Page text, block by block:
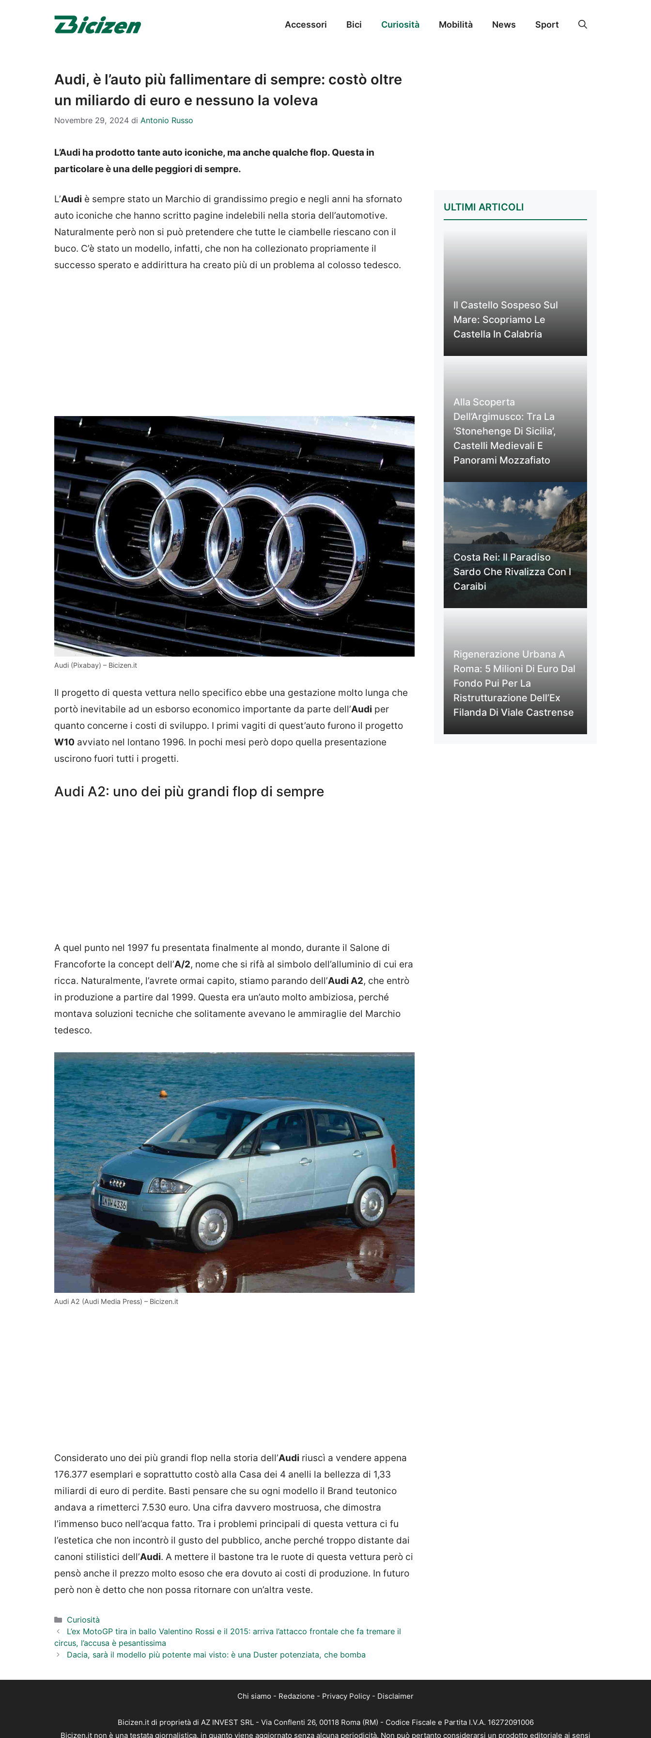
Accessori Bici Curiosità Mobilità News Sport
Audi, è l’auto più fallimentare di sempre: costò oltre
un miliardo di euro e nessuno la voleva
Novembre 29, 2024 di Antonio Russo
L’Audi ha prodotto tante auto iconiche, ma anche qualche flop. Questa in
particolare è una delle peggiori di sempre.
L’Audi è sempre stato un Marchio di grandissimo pregio e negli anni ha sfornato
auto iconiche che hanno scritto pagine indelebili nella storia dell’automotive.
Naturalmente però non si può pretendere che tutte le ciambelle riescano con il
buco. C’è stato un modello, infatti, che non ha collezionato propriamente il
successo sperato e addirittura ha creato più di un problema al colosso tedesco.
Audi (Pixabay) – Bicizen.it
Il progetto di questa vettura nello specifico ebbe una gestazione molto lunga che
portò inevitabile ad un esborso economico importante da parte dell’Audi per
quanto concerne i costi di sviluppo. I primi vagiti di quest’auto furono il progetto
W10 avviato nel lontano 1996. In pochi mesi però dopo quella presentazione
uscirono fuori tutti i progetti.
Audi A2: uno dei più grandi flop di sempre
A quel punto nel 1997 fu presentata finalmente al mondo, durante il Salone di
Francoforte la concept dell’A/2, nome che si rifà al simbolo dell’alluminio di cui era
ricca. Naturalmente, l’avrete ormai capito, stiamo parando dell’Audi A2, che entrò
in produzione a partire dal 1999. Questa era un’auto molto ambiziosa, perché
montava soluzioni tecniche che solitamente avevano le ammiraglie del Marchio
tedesco.
Audi A2 (Audi Media Press) – Bicizen.it
Considerato uno dei più grandi flop nella storia dell’Audi riuscì a vendere appena
176.377 esemplari e soprattutto costò alla Casa dei 4 anelli la bellezza di 1,33
miliardi di euro di perdite. Basti pensare che su ogni modello il Brand teutonico
andava a rimetterci 7.530 euro. Una cifra davvero mostruosa, che dimostra
l’immenso buco nell’acqua fatto. Tra i problemi principali di questa vettura ci fu
l’estetica che non incontrò il gusto del pubblico, anche perché troppo distante dai
canoni stilistici dell’Audi. A mettere il bastone tra le ruote di questa vettura però ci
pensò anche il prezzo molto esoso che era dovuto ai costi di produzione. In futuro
però non è detto che non possa ritornare con un’altra veste.
Categorie
Curiosità
L’ex MotoGP tira in ballo Valentino Rossi e il 2015: arriva l’attacco frontale che fa tremare il
circus, l’accusa è pesantissima
Dacia, sarà il modello più potente mai visto: è una Duster potenziata, che bomba
ULTIMI ARTICOLI
Il Castello Sospeso Sul
Mare: Scopriamo Le
Castella In Calabria
Alla Scoperta
Dell’Argimusco: Tra La
‘Stonehenge Di Sicilia’,
Castelli Medievali E
Panorami Mozzafiato
Costa Rei: Il Paradiso
Sardo Che Rivalizza Con I
Caraibi
Rigenerazione Urbana A
Roma: 5 Milioni Di Euro Dal
Fondo Pui Per La
Ristrutturazione Dell’Ex
Filanda Di Viale Castrense
Chi siamo - Redazione - Privacy Policy - Disclaimer
Bicizen.it di proprietà di AZ INVEST SRL - Via Conflenti 26, 00118 Roma (RM) - Codice Fiscale e Partita I.V.A. 16272091006
Bicizen.it non è una testata giornalistica, in quanto viene aggiornato senza alcuna periodicità. Non può pertanto considerarsi un prodotto editoriale ai sensi